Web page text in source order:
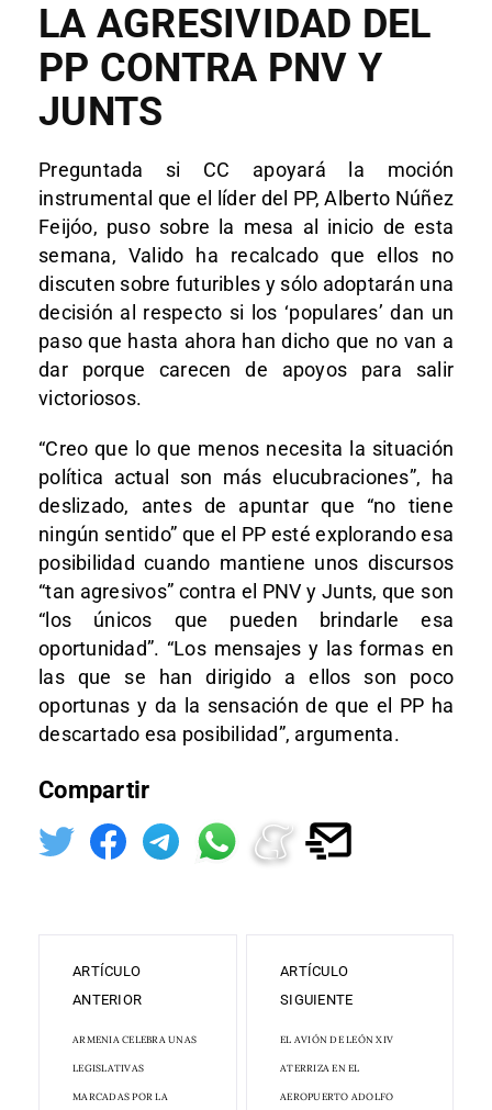
LA AGRESIVIDAD DEL
PP CONTRA PNV Y
JUNTS
Preguntada si CC apoyará la moción
instrumental que el líder del PP, Alberto Núñez
Feijóo, puso sobre la mesa al inicio de esta
semana, Valido ha recalcado que ellos no
discuten sobre futuribles y sólo adoptarán una
decisión al respecto si los ‘populares’ dan un
paso que hasta ahora han dicho que no van a
dar porque carecen de apoyos para salir
victoriosos.
“Creo que lo que menos necesita la situación
política actual son más elucubraciones”, ha
deslizado, antes de apuntar que “no tiene
ningún sentido” que el PP esté explorando esa
posibilidad cuando mantiene unos discursos
“tan agresivos” contra el PNV y Junts, que son
“los únicos que pueden brindarle esa
oportunidad”. “Los mensajes y las formas en
las que se han dirigido a ellos son poco
oportunas y da la sensación de que el PP ha
descartado esa posibilidad”, argumenta.
Compartir
ARTÍCULO
ANTERIOR
ARMENIA CELEBRA UNAS
LEGISLATIVAS
MARCADAS POR LA
ARTÍCULO
SIGUIENTE
EL AVIÓN DE LEÓN XIV
ATERRIZA EN EL
AEROPUERTO ADOLFO